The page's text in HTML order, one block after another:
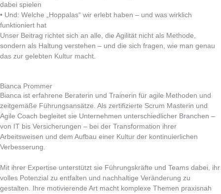
dabei spielen
• Und: Welche „Hoppalas“ wir erlebt haben – und was wirklich
funktioniert hat
Unser Beitrag richtet sich an alle, die Agilität nicht als Methode,
sondern als Haltung verstehen – und die sich fragen, wie man genau
das zur gelebten Kultur macht.
Bianca Prommer
Bianca ist erfahrene Beraterin und Trainerin für agile Methoden und
zeitgemäße Führungsansätze. Als zertifizierte Scrum Masterin und
Agile Coach begleitet sie Unternehmen unterschiedlicher Branchen –
von IT bis Versicherungen – bei der Transformation ihrer
Arbeitsweisen und dem Aufbau einer Kultur der kontinuierlichen
Verbesserung.
Mit ihrer Expertise unterstützt sie Führungskräfte und Teams dabei, ihr
volles Potenzial zu entfalten und nachhaltige Veränderung zu
gestalten. Ihre motivierende Art macht komplexe Themen praxisnah